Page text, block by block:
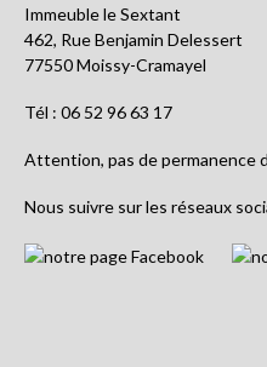
Immeuble le Sextant
462, Rue Benjamin Delessert
77550 Moissy-Cramayel
Tél : 06 52 96 63 17
Attention, pas de permanence
Nous suivre sur les réseaux